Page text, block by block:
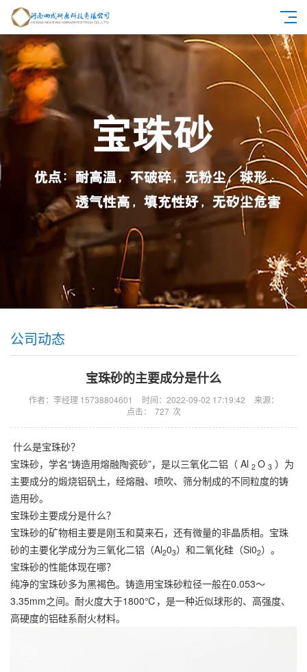
公司动态
宝珠砂的主要成分是什么
作者：李经理 15738804601 时间：2022-09-02 17:19:42
来源：
点击：
727 次
什么是宝珠砂？
宝珠砂，学名“铸造用熔融陶瓷砂”，是以三氧化二铝（ Al 2 O 3 ）为
主要成分的煅烧铝矾土，经熔融、喷吹、筛分制成的不同粒度的铸
造用砂。
宝珠砂主要成分是什么？
宝珠砂的矿物相主要是刚玉和莫来石，还有微量的非晶质相。宝珠
砂的主要化学成分为三氧化二铝（Al203）和二氧化硅（Si02）。
宝珠砂的性能体现在哪？
纯净的宝珠砂多为黑褐色。铸造用宝珠砂粒径一般在0.053～
3.35mm之间。耐火度大于1800℃，是一种近似球形的、高强度、
高硬度的铝硅系耐火材料。